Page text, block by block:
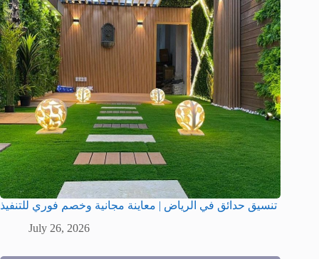
تنسيق حدائق في الرياض | معاينة مجانية وخصم فوري للتنفيذ
July 26, 2026